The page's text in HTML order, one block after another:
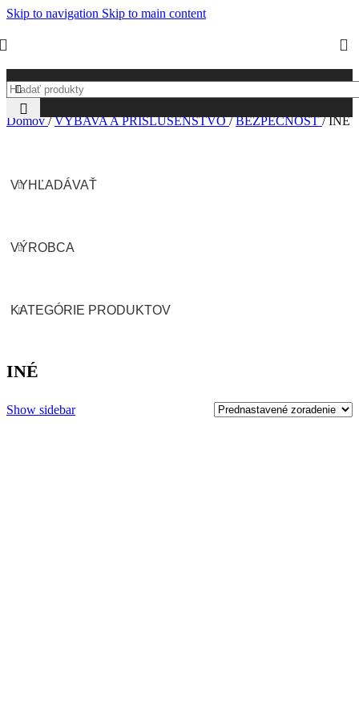
Skip to navigation Skip to main content
Domov/ VÝBAVA A PRÍSLUŠENSTVO/ BEZPEČNOSŤ/ INÉ
VYHĽADÁVAŤ
VÝROBCA
KATEGÓRIE PRODUKTOV
INÉ
Show sidebar